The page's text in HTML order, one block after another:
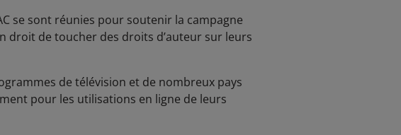
se sont réunies pour soutenir la campagne
droit de toucher des droits d’auteur sur leurs
de télévision et de nombreux pays
pour les utilisations en ligne de leurs